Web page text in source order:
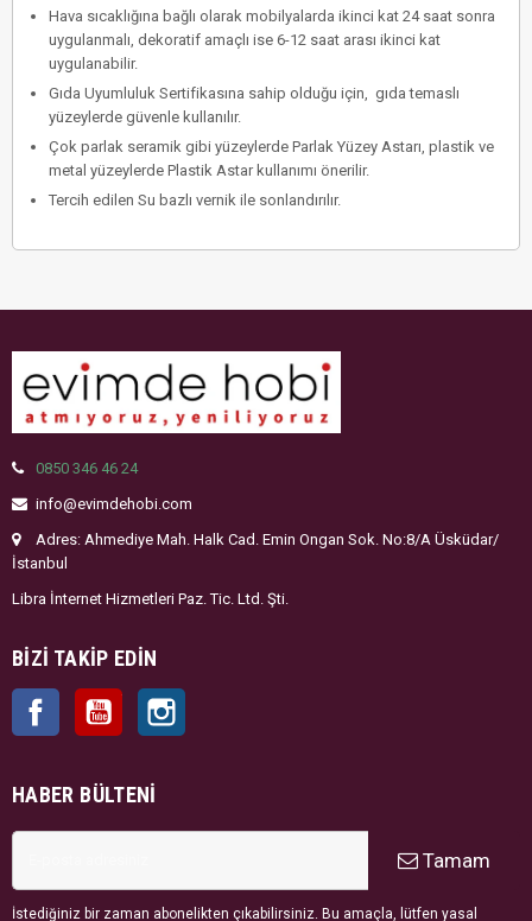
Hava sıcaklığına bağlı olarak mobilyalarda ikinci kat 24 saat sonra
uygulanmalı, dekoratif amaçlı ise 6-12 saat arası ikinci kat
uygulanabilir.
Gıda Uyumluluk Sertifikasına sahip olduğu için, gıda temaslı
yüzeylerde güvenle kullanılır.
Çok parlak seramik gibi yüzeylerde Parlak Yüzey Astarı, plastik ve
metal yüzeylerde Plastik Astar kullanımı önerilir.
Tercih edilen Su bazlı vernik ile sonlandırılır.
0850 346 46 24
info@evimdehobi.com
Adres: Ahmediye Mah. Halk Cad. Emin Ongan Sok. No:8/A Üsküdar/
İstanbul
Libra İnternet Hizmetleri Paz. Tic. Ltd. Şti.
BIZI TAKIP EDIN
Facebook YouTube
HABER BÜLTENI
Tamam
İstediğiniz bir zaman abonelikten çıkabilirsiniz. Bu amaçla, lütfen yasal